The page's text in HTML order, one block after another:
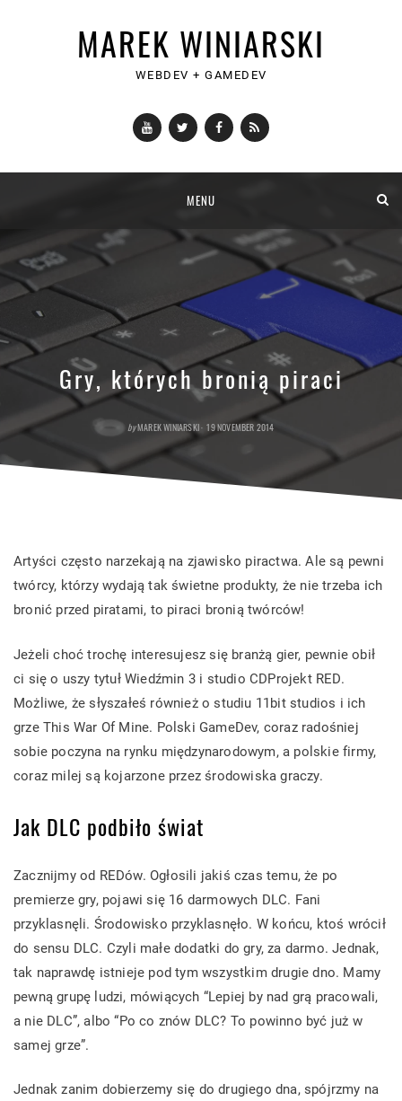
MAREK WINIARSKI
WEBDEV + GAMEDEV
YouTubeTwitterFacebook
RSS
MENU
Gry, których bronią piraci
byMAREK WINIARSKI POSTED
19 NOVEMBER 2014
Artyści często narzekają na zjawisko piractwa. Ale są pewni
twórcy, którzy wydają tak świetne produkty, że nie trzeba ich
bronić przed piratami, to piraci bronią twórców!
Jeżeli choć trochę interesujesz się branżą gier, pewnie obił
ci się o uszy tytuł Wiedźmin 3 i studio CDProjekt RED.
Możliwe, że słyszałeś również o studiu 11bit studios i ich
grze This War Of Mine. Polski GameDev, coraz radośniej
sobie poczyna na rynku międzynarodowym, a polskie firmy,
coraz milej są kojarzone przez środowiska graczy.
Jak DLC podbiło świat
Zacznijmy od REDów. Ogłosili jakiś czas temu, że po
premierze gry, pojawi się 16 darmowych DLC. Fani
przyklasnęli. Środowisko przyklasnęło. W końcu, ktoś wrócił
do sensu DLC. Czyli małe dodatki do gry, za darmo. Jednak,
tak naprawdę istnieje pod tym wszystkim drugie dno. Mamy
pewną grupę ludzi, mówiących “Lepiej by nad grą pracowali,
a nie DLC”, albo “Po co znów DLC? To powinno być już w
samej grze”.
Jednak zanim dobierzemy się do drugiego dna, spójrzmy na